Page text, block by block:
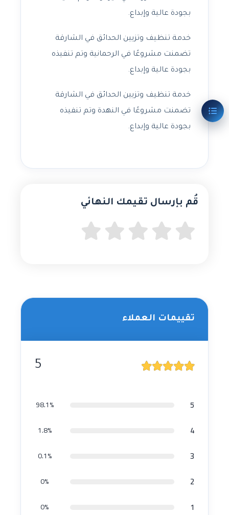
بجودة عالية وإبداع.
خدمة تنظيف وتزيين الحدائق في الشارقة
تضمنت مشروعًا في الرحمانية وتم تنفيذه
بجودة عالية وإبداع.
خدمة تنظيف وتزيين الحدائق في الشارقة
تضمنت مشروعًا في النهدة وتم تنفيذه
بجودة عالية وإبداع.
قُم بإرسال تقيمك النهائي
تقييمات العملاء
5
5
98.1%
4
1.8%
3
0.1%
2
0%
1
0%